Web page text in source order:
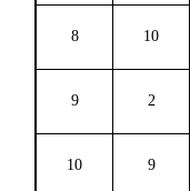
8 10
9 2
10 9